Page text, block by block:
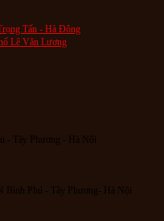
- Tây Phương - Hà Nội
Bình Phú - Tây Phương- Hà Nội